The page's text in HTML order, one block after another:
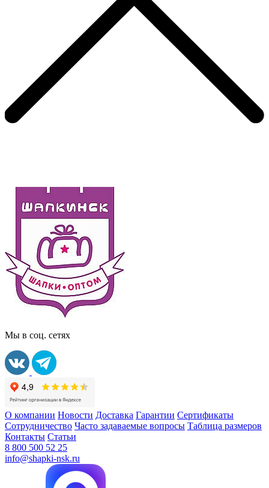
Мы в соц. сетях
О компании Новости Доставка Гарантии Сертификаты
Сотрудничество Часто задаваемые вопросы Таблица размеров
Контакты Статьи
8 800 500 52 25
info@shapki-nsk.ru